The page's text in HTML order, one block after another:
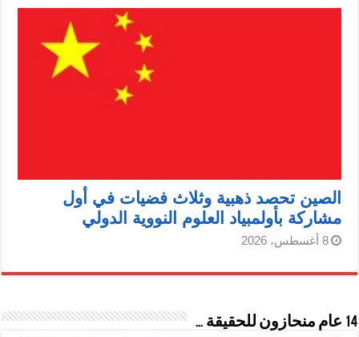
الصين تحصد ذهبية وثلاث فضيات في أول
مشاركة بأولمبياد العلوم النووية الدولي
8 أغسطس، 2026
14 عام منحازون للحقيقة …